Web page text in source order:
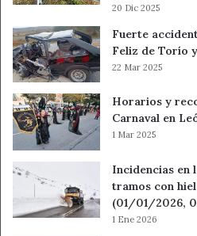
vacunas. Se aprovechará su
profesionales que allí trabajan.
El personal sanitario y
frente a ambas vacunas en
través de los servicios de
Para el resto de la población
menor de 60 años con
establecerán los lugares
modo de citación en cada
sus circunstancias sociales,
20 Dic 2025
Fuerte
Feliz de Torío
22 Mar 2025
Horarios y
Carnaval en
1 Mar 2025
Incidencias en
tramos con
(01/01/2026,
1 Ene 2026